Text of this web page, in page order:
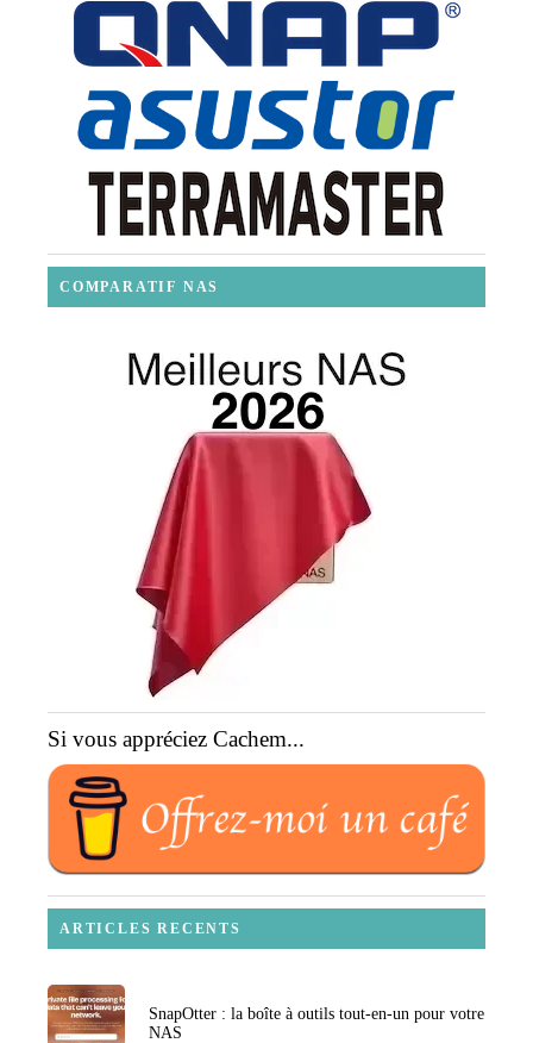
COMPARATIF NAS
Si vous appréciez Cachem...
ARTICLES RECENTS
SnapOtter : la boîte à outils tout-en-un pour votre
NAS